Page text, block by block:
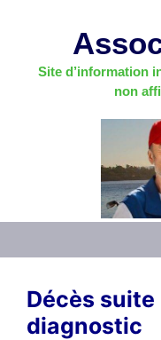
Site d’information
non
Décès suite
diagnostic